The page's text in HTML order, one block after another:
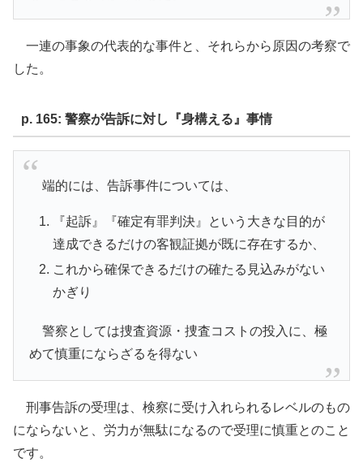
一連の事象の代表的な事件と、それらから原因の考察で
した。
p. 165: 警察が告訴に対し『身構える』事情
端的には、告訴事件については、
『起訴』『確定有罪判決』という大きな目的が
達成できるだけの客観証拠が既に存在するか、
これから確保できるだけの確たる見込みがない
かぎり
警察としては捜査資源・捜査コストの投入に、極
めて慎重にならざるを得ない
刑事告訴の受理は、検察に受け入れられるレベルのもの
にならないと、労力が無駄になるので受理に慎重とのこと
です。